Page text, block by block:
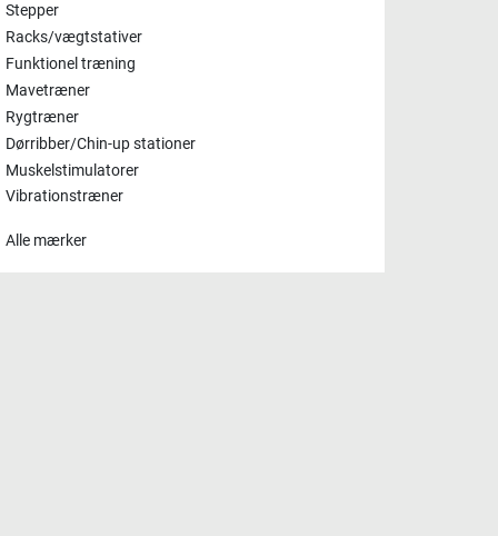
Stepper
Racks/vægtstativer
Funktionel træning
Mavetræner
Rygtræner
Dørribber/Chin-up stationer
Muskelstimulatorer
Vibrationstræner
Alle mærker